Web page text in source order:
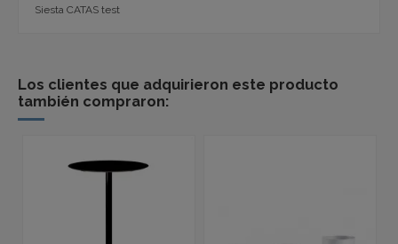
Siesta CATAS test
Los clientes que adquirieron este producto
también compraron: